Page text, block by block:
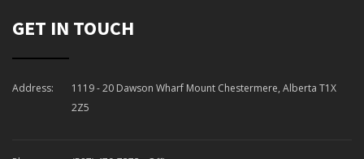
GET IN TOUCH
Address:
1119 - 20 Dawson Wharf Mount Chestermere, Alberta T1X
2Z5